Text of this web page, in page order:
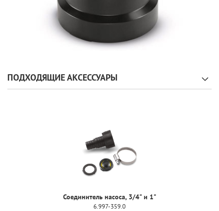
ПОДХОДЯЩИЕ АКСЕССУАРЫ
Соединитель насоса, 3/4" и 1"
6.997-359.0